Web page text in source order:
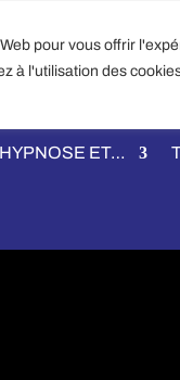
pour vous offrir
à l'utilisation des
HYPNOSE ET…